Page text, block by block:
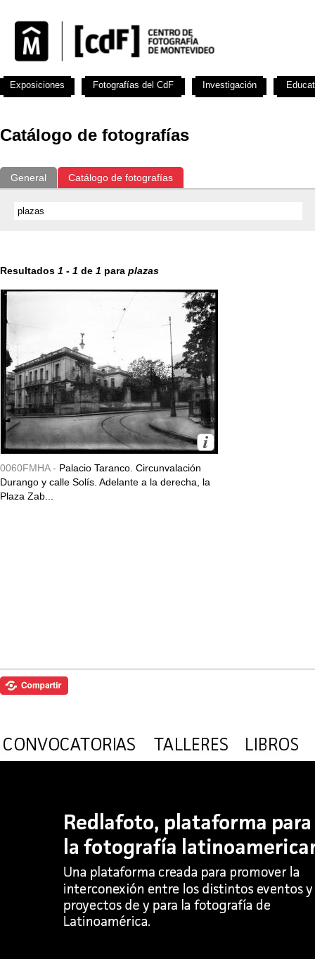
Catálogo de fotografías
General Catálogo de fotografías
Resultados 1 - 1 de 1 para plazas
0060FMHA - Palacio Taranco. Circunvalación
Durango y calle Solís. Adelante a la derecha, la
Plaza Zab...
Exposiciones Fotografías del CdF Investigación